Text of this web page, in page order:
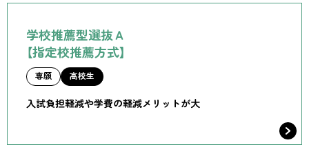
学校推薦型選抜Ａ
【指定校推薦方式】
専願 高校生
入試負担軽減や学費の軽減メリットが大